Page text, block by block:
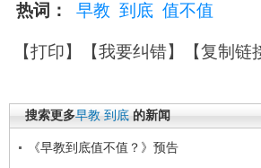
热词： 早教 到底 值不值
【打印】【我要纠错】【复制链
搜索更多早教 到底 的新闻
《早教到底值不值？》预告